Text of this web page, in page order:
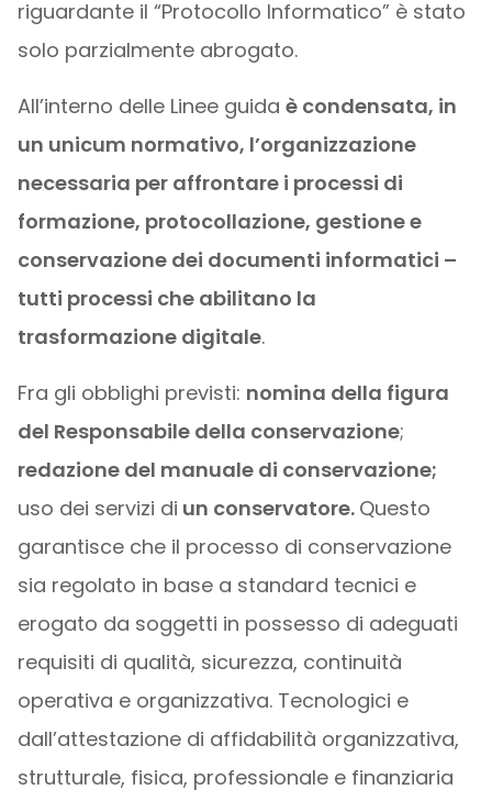
riguardante il “Protocollo Informatico” è stato
solo parzialmente abrogato.
All’interno delle Linee guida è condensata, in
un unicum normativo, l’organizzazione
necessaria per affrontare i processi di
formazione, protocollazione, gestione e
conservazione dei documenti informatici –
tutti processi che abilitano la
trasformazione digitale.
Fra gli obblighi previsti: nomina della figura
del Responsabile della conservazione;
redazione del manuale di conservazione;
uso dei servizi di un conservatore. Questo
garantisce che il processo di conservazione
sia regolato in base a standard tecnici e
erogato da soggetti in possesso di adeguati
requisiti di qualità, sicurezza, continuità
operativa e organizzativa. Tecnologici e
dall’attestazione di affidabilità organizzativa,
strutturale, fisica, professionale e finanziaria